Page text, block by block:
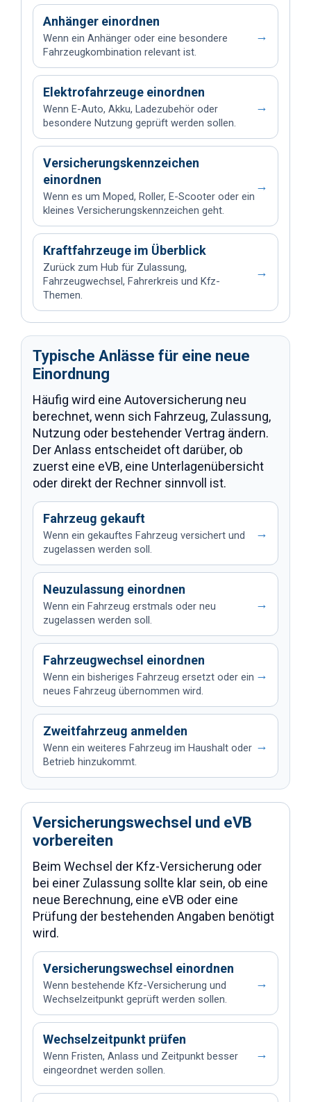
Anhänger einordnen
Wenn ein Anhänger oder eine besondere
Fahrzeugkombination relevant ist.
→
Elektrofahrzeuge einordnen
Wenn E-Auto, Akku, Ladezubehör oder
besondere Nutzung geprüft werden sollen.
→
Versicherungskennzeichen
einordnen
Wenn es um Moped, Roller, E-Scooter oder ein
kleines Versicherungskennzeichen geht.
→
Kraftfahrzeuge im Überblick
Zurück zum Hub für Zulassung,
Fahrzeugwechsel, Fahrerkreis und Kfz-
Themen.
→
Typische Anlässe für eine neue
Einordnung
Häufig wird eine Autoversicherung neu
berechnet, wenn sich Fahrzeug, Zulassung,
Nutzung oder bestehender Vertrag ändern.
Der Anlass entscheidet oft darüber, ob
zuerst eine eVB, eine Unterlagenübersicht
oder direkt der Rechner sinnvoll ist.
Fahrzeug gekauft
Wenn ein gekauftes Fahrzeug versichert und
zugelassen werden soll.
→
Neuzulassung einordnen
Wenn ein Fahrzeug erstmals oder neu
zugelassen werden soll.
→
Fahrzeugwechsel einordnen
Wenn ein bisheriges Fahrzeug ersetzt oder ein
neues Fahrzeug übernommen wird.
→
Zweitfahrzeug anmelden
Wenn ein weiteres Fahrzeug im Haushalt oder
Betrieb hinzukommt.
→
Versicherungswechsel und eVB
vorbereiten
Beim Wechsel der Kfz-Versicherung oder
bei einer Zulassung sollte klar sein, ob eine
neue Berechnung, eine eVB oder eine
Prüfung der bestehenden Angaben benötigt
wird.
Versicherungswechsel einordnen
Wenn bestehende Kfz-Versicherung und
Wechselzeitpunkt geprüft werden sollen.
→
Wechselzeitpunkt prüfen
Wenn Fristen, Anlass und Zeitpunkt besser
eingeordnet werden sollen.
→